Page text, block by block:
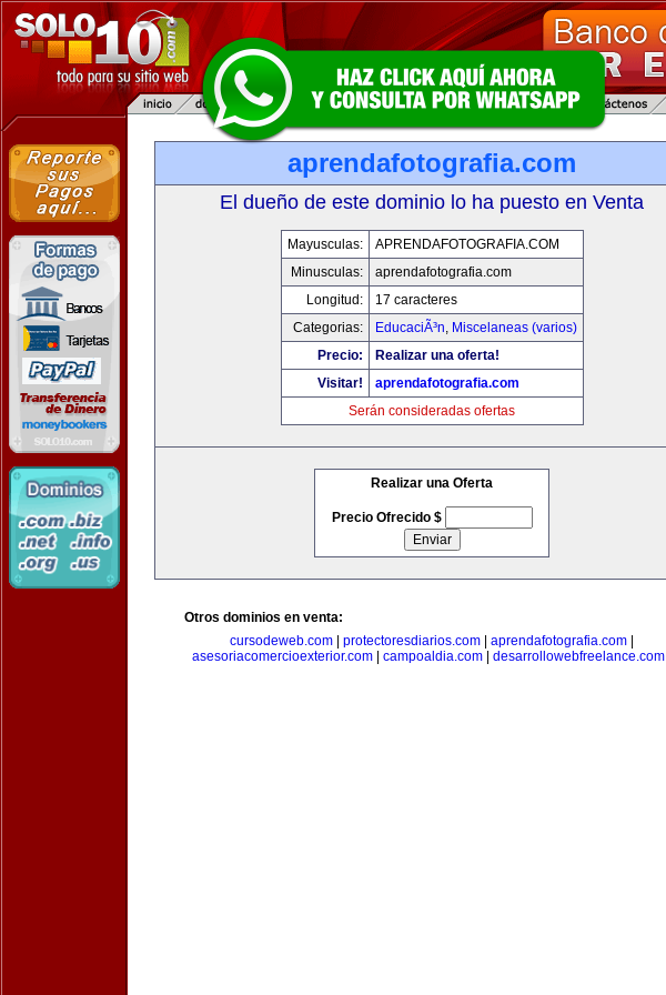
aprendafotografia.com
El dueño de este dominio lo ha puesto en Venta
Mayusculas:
APRENDAFOTOGRAFIA.COM
Minusculas:
aprendafotografia.com
Longitud:
17 caracteres
Categorias:
EducaciÃ³n, Miscelaneas (varios)
Precio:
Realizar una oferta!
Visitar!
aprendafotografia.com
Serán consideradas ofertas
Realizar una Oferta
Precio Ofrecido $
Otros dominios en venta:
cursodeweb.com
protectoresdiarios.com aprendafotografia.com
asesoriacomercioexterior.com
campoaldia.com desarrollowebfreelance.com